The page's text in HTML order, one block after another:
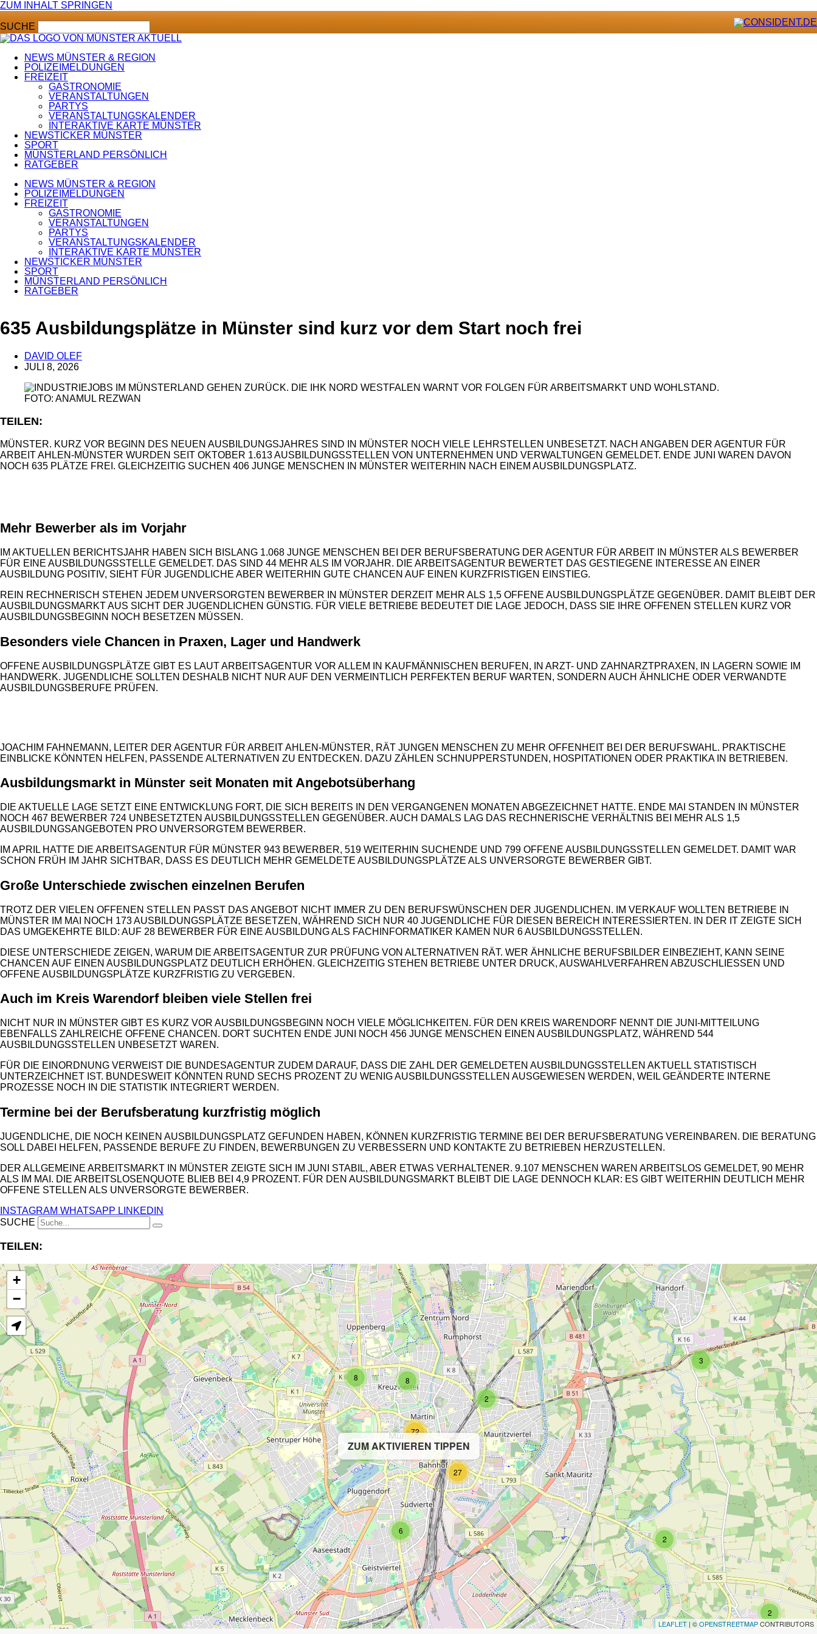
ZUM INHALT SPRINGEN
SUCHE
NEWS MÜNSTER & REGION
POLIZEIMELDUNGEN
FREIZEIT
GASTRONOMIE
VERANSTALTUNGEN
PARTYS
VERANSTALTUNGSKALENDER
INTERAKTIVE KARTE MÜNSTER
NEWSTICKER MÜNSTER
SPORT
MÜNSTERLAND PERSÖNLICH
RATGEBER
NEWS MÜNSTER & REGION
POLIZEIMELDUNGEN
FREIZEIT
GASTRONOMIE
VERANSTALTUNGEN
PARTYS
VERANSTALTUNGSKALENDER
INTERAKTIVE KARTE MÜNSTER
NEWSTICKER MÜNSTER
SPORT
MÜNSTERLAND PERSÖNLICH
RATGEBER
ANZEIGE
635 Ausbildungsplätze in Münster sind kurz vor dem Start noch frei
DAVID OLEF
JULI 8, 2026
FOTO: ANAMUL REZWAN
TEILEN:
MÜNSTER. KURZ VOR BEGINN DES NEUEN AUSBILDUNGSJAHRES SIND IN MÜNSTER NOCH VIELE LEHRSTELLEN UNBESETZT. NACH ANGABEN DER AGENTUR FÜR
ARBEIT AHLEN-MÜNSTER WURDEN SEIT OKTOBER 1.613 AUSBILDUNGSSTELLEN VON UNTERNEHMEN UND VERWALTUNGEN GEMELDET. ENDE JUNI WAREN DAVON
NOCH 635 PLÄTZE FREI. GLEICHZEITIG SUCHEN 406 JUNGE MENSCHEN IN MÜNSTER WEITERHIN NACH EINEM AUSBILDUNGSPLATZ.
Mehr Bewerber als im Vorjahr
IM AKTUELLEN BERICHTSJAHR HABEN SICH BISLANG 1.068 JUNGE MENSCHEN BEI DER BERUFSBERATUNG DER AGENTUR FÜR ARBEIT IN MÜNSTER ALS BEWERBER
FÜR EINE AUSBILDUNGSSTELLE GEMELDET. DAS SIND 44 MEHR ALS IM VORJAHR. DIE ARBEITSAGENTUR BEWERTET DAS GESTIEGENE INTERESSE AN EINER
AUSBILDUNG POSITIV, SIEHT FÜR JUGENDLICHE ABER WEITERHIN GUTE CHANCEN AUF EINEN KURZFRISTIGEN EINSTIEG.
REIN RECHNERISCH STEHEN JEDEM UNVERSORGTEN BEWERBER IN MÜNSTER DERZEIT MEHR ALS 1,5 OFFENE AUSBILDUNGSPLÄTZE GEGENÜBER. DAMIT BLEIBT DER
AUSBILDUNGSMARKT AUS SICHT DER JUGENDLICHEN GÜNSTIG. FÜR VIELE BETRIEBE BEDEUTET DIE LAGE JEDOCH, DASS SIE IHRE OFFENEN STELLEN KURZ VOR
AUSBILDUNGSBEGINN NOCH BESETZEN MÜSSEN.
Besonders viele Chancen in Praxen, Lager und Handwerk
OFFENE AUSBILDUNGSPLÄTZE GIBT ES LAUT ARBEITSAGENTUR VOR ALLEM IN KAUFMÄNNISCHEN BERUFEN, IN ARZT- UND ZAHNARZTPRAXEN, IN LAGERN SOWIE IM
HANDWERK. JUGENDLICHE SOLLTEN DESHALB NICHT NUR AUF DEN VERMEINTLICH PERFEKTEN BERUF WARTEN, SONDERN AUCH ÄHNLICHE ODER VERWANDTE
AUSBILDUNGSBERUFE PRÜFEN.
JOACHIM FAHNEMANN, LEITER DER AGENTUR FÜR ARBEIT AHLEN-MÜNSTER, RÄT JUNGEN MENSCHEN ZU MEHR OFFENHEIT BEI DER BERUFSWAHL. PRAKTISCHE
EINBLICKE KÖNNTEN HELFEN, PASSENDE ALTERNATIVEN ZU ENTDECKEN. DAZU ZÄHLEN SCHNUPPERSTUNDEN, HOSPITATIONEN ODER PRAKTIKA IN BETRIEBEN.
Ausbildungsmarkt in Münster seit Monaten mit Angebotsüberhang
DIE AKTUELLE LAGE SETZT EINE ENTWICKLUNG FORT, DIE SICH BEREITS IN DEN VERGANGENEN MONATEN ABGEZEICHNET HATTE. ENDE MAI STANDEN IN MÜNSTER
NOCH 467 BEWERBER 724 UNBESETZTEN AUSBILDUNGSSTELLEN GEGENÜBER. AUCH DAMALS LAG DAS RECHNERISCHE VERHÄLTNIS BEI MEHR ALS 1,5
AUSBILDUNGSANGEBOTEN PRO UNVERSORGTEM BEWERBER.
IM APRIL HATTE DIE ARBEITSAGENTUR FÜR MÜNSTER 943 BEWERBER, 519 WEITERHIN SUCHENDE UND 799 OFFENE AUSBILDUNGSSTELLEN GEMELDET. DAMIT WAR
SCHON FRÜH IM JAHR SICHTBAR, DASS ES DEUTLICH MEHR GEMELDETE AUSBILDUNGSPLÄTZE ALS UNVERSORGTE BEWERBER GIBT.
Große Unterschiede zwischen einzelnen Berufen
TROTZ DER VIELEN OFFENEN STELLEN PASST DAS ANGEBOT NICHT IMMER ZU DEN BERUFSWÜNSCHEN DER JUGENDLICHEN. IM VERKAUF WOLLTEN BETRIEBE IN
MÜNSTER IM MAI NOCH 173 AUSBILDUNGSPLÄTZE BESETZEN, WÄHREND SICH NUR 40 JUGENDLICHE FÜR DIESEN BEREICH INTERESSIERTEN. IN DER IT ZEIGTE SICH
DAS UMGEKEHRTE BILD: AUF 28 BEWERBER FÜR EINE AUSBILDUNG ALS FACHINFORMATIKER KAMEN NUR 6 AUSBILDUNGSSTELLEN.
DIESE UNTERSCHIEDE ZEIGEN, WARUM DIE ARBEITSAGENTUR ZUR PRÜFUNG VON ALTERNATIVEN RÄT. WER ÄHNLICHE BERUFSBILDER EINBEZIEHT, KANN SEINE
CHANCEN AUF EINEN AUSBILDUNGSPLATZ DEUTLICH ERHÖHEN. GLEICHZEITIG STEHEN BETRIEBE UNTER DRUCK, AUSWAHLVERFAHREN ABZUSCHLIESSEN UND O
FFENE AUSBILDUNGSPLÄTZE KURZFRISTIG ZU VERGEBEN.
Auch im Kreis Warendorf bleiben viele Stellen frei
NICHT NUR IN MÜNSTER GIBT ES KURZ VOR AUSBILDUNGSBEGINN NOCH VIELE MÖGLICHKEITEN. FÜR DEN KREIS WARENDORF NENNT DIE JUNI-MITTEILUNG
EBENFALLS ZAHLREICHE OFFENE CHANCEN. DORT SUCHTEN ENDE JUNI NOCH 456 JUNGE MENSCHEN EINEN AUSBILDUNGSPLATZ, WÄHREND 544
AUSBILDUNGSSTELLEN UNBESETZT WAREN.
FÜR DIE EINORDNUNG VERWEIST DIE BUNDESAGENTUR ZUDEM DARAUF, DASS DIE ZAHL DER GEMELDETEN AUSBILDUNGSSTELLEN AKTUELL STATISTISCH
UNTERZEICHNET IST. BUNDESWEIT KÖNNTEN RUND SECHS PROZENT ZU WENIG AUSBILDUNGSSTELLEN AUSGEWIESEN WERDEN, WEIL GEÄNDERTE INTERNE
PROZESSE NOCH IN DIE STATISTIK INTEGRIERT WERDEN.
Termine bei der Berufsberatung kurzfristig möglich
JUGENDLICHE, DIE NOCH KEINEN AUSBILDUNGSPLATZ GEFUNDEN HABEN, KÖNNEN KURZFRISTIG TERMINE BEI DER BERUFSBERATUNG VEREINBAREN. DIE BERATUNG
SOLL DABEI HELFEN, PASSENDE BERUFE ZU FINDEN, BEWERBUNGEN ZU VERBESSERN UND KONTAKTE ZU BETRIEBEN HERZUSTELLEN.
DER ALLGEMEINE ARBEITSMARKT IN MÜNSTER ZEIGTE SICH IM JUNI STABIL, ABER ETWAS VERHALTENER. 9.107 MENSCHEN WAREN ARBEITSLOS GEMELDET, 90 MEHR
ALS IM MAI. DIE ARBEITSLOSENQUOTE BLIEB BEI 4,9 PROZENT. FÜR DEN AUSBILDUNGSMARKT BLEIBT DIE LAGE DENNOCH KLAR: ES GIBT WEITERHIN DEUTLICH MEHR
OFFENE STELLEN ALS UNVERSORGTE BEWERBER.
INSTAGRAM WHATSAPP LINKEDIN
SUCHE
TEILEN:
ZUM AKTIVIEREN TIPPEN
3
2
2
2
8
6
8
27
5
72
+
−
LEAFLET | ©OPENSTREETMAPCONTRIBUTORS